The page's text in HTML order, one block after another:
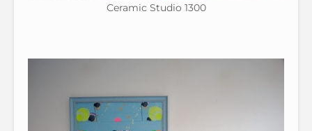
Ceramic Studio 1300